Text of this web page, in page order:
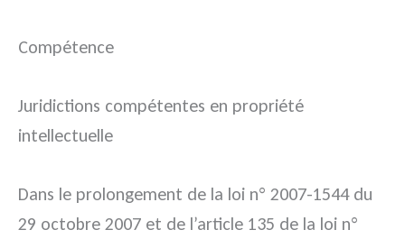
Compétence
Juridictions compétentes en propriété
intellectuelle
Dans le prolongement de la loi n° 2007-1544 du
29 octobre 2007 et de l’article 135 de la loi n°